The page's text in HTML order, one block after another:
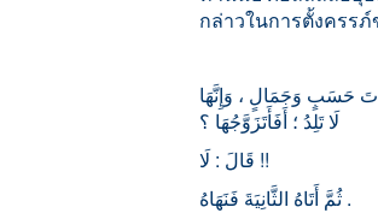
กล่าวในการตั้งครรภ์
حَسَبٍ وَجَمَالٍ ، وَإِنَّهَا
لَا تَلِدُ ؛ أَفَأَتَزَوَّجُهَا ؟
قَالَ : لَا !!
ثُمَّ أَتَاهُ الثَّانِيَةَ فَنَهَاهُ .